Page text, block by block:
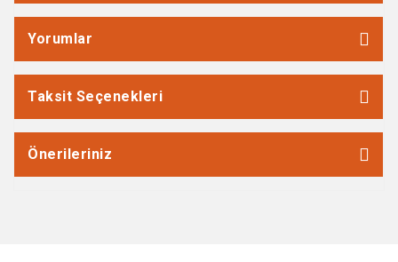
Yorumlar
Taksit Seçenekleri
Önerileriniz